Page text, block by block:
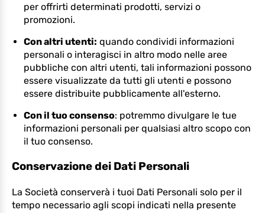
per offrirti determinati prodotti, servizi o
promozioni.
Con altri utenti: quando condividi informazioni
personali o interagisci in altro modo nelle aree
pubbliche con altri utenti, tali informazioni possono
essere visualizzate da tutti gli utenti e possono
essere distribuite pubblicamente all'esterno.
Con il tuo consenso: potremmo divulgare le tue
informazioni personali per qualsiasi altro scopo con
il tuo consenso.
Conservazione dei Dati Personali
La Società conserverà i tuoi Dati Personali solo per il
tempo necessario agli scopi indicati nella presente